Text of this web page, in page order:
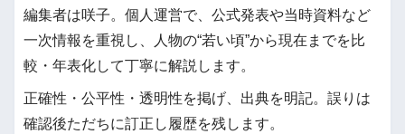
編集者は咲子。個人運営で、公式発表や当時資料など
一次情報を重視し、人物の“若い頃”から現在までを比
較・年表化して丁寧に解説します。
正確性・公平性・透明性を掲げ、出典を明記。誤りは
確認後ただちに訂正し履歴を残します。